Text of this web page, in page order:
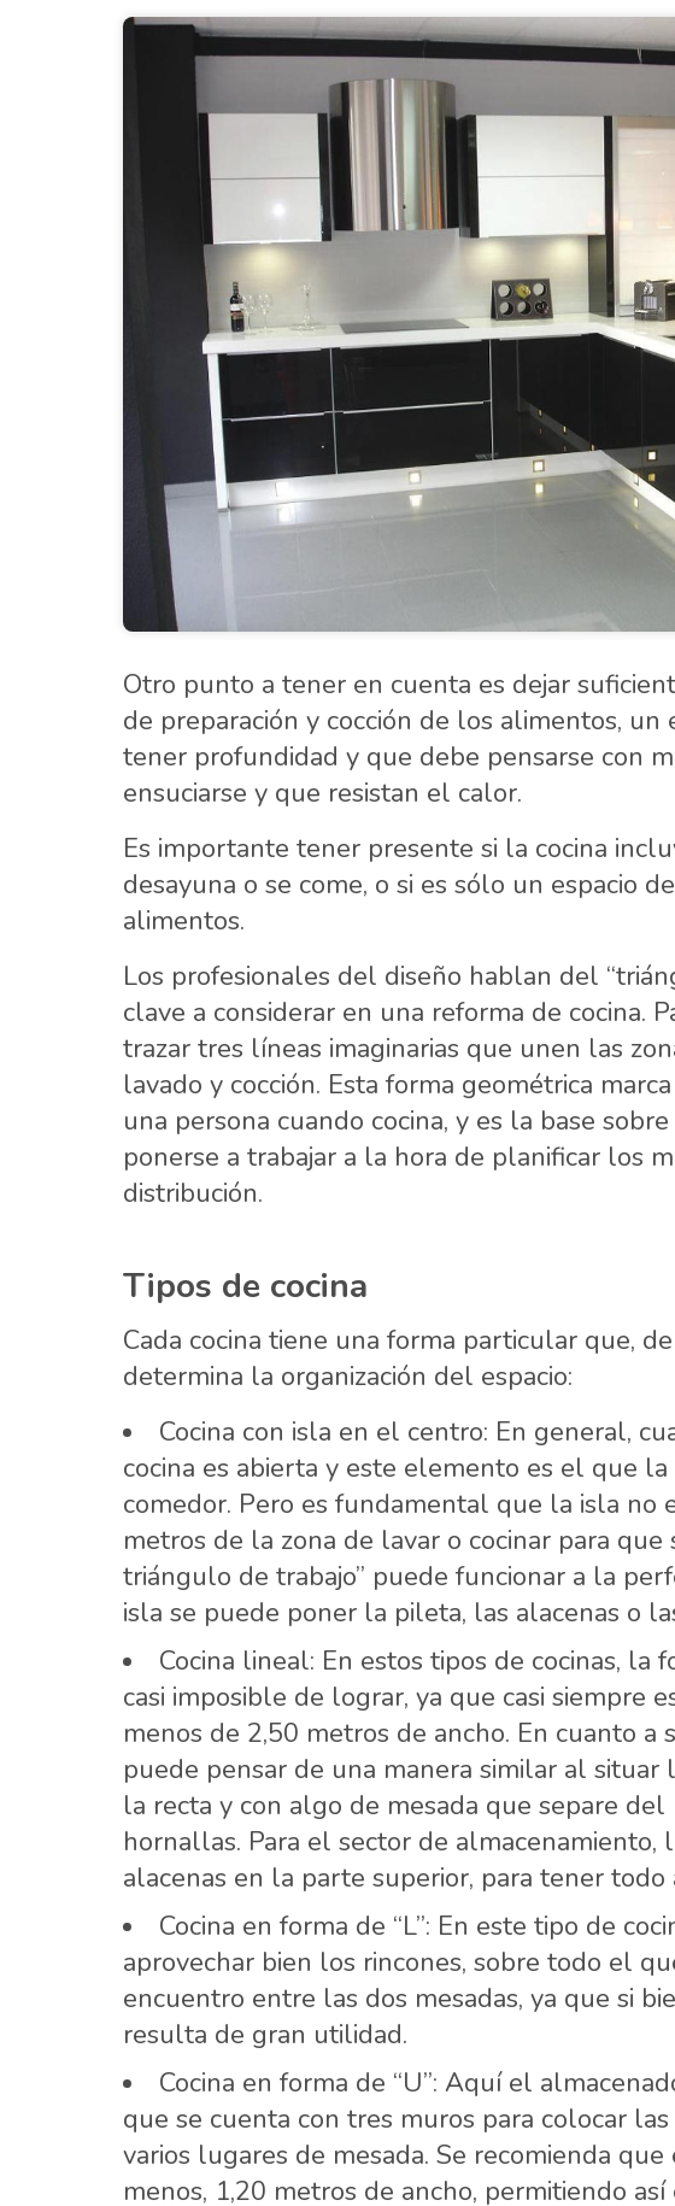
Otro punto a tener en cuenta es dejar
de preparación y cocción de los alimentos, un
tener profundidad y que debe pensarse con
ensuciarse y que resistan el calor.
Es importante tener presente si la cocina
desayuna o se come, o si es sólo un espacio
alimentos.
Los profesionales del diseño hablan del
clave a considerar en una reforma de cocina.
trazar tres líneas imaginarias que unen las
lavado y cocción. Esta forma geométrica
una persona cuando cocina, y es la base
ponerse a trabajar a la hora de planificar los
distribución.
Tipos de cocina
Cada cocina tiene una forma particular que,
determina la organización del espacio:
Cocina con isla en el centro: En general,
cocina es abierta y este elemento es el que
comedor. Pero es fundamental que la isla no
metros de la zona de lavar o cocinar para que
triángulo de trabajo” puede funcionar a la
isla se puede poner la pileta, las alacenas o
Cocina lineal: En estos tipos de cocinas, la
casi imposible de lograr, ya que casi siempre
menos de 2,50 metros de ancho. En cuanto a
puede pensar de una manera similar al
la recta y con algo de mesada que separe del
hornallas. Para el sector de almacenamiento,
alacenas en la parte superior, para tener
Cocina en forma de “L”: En este tipo de
aprovechar bien los rincones, sobre todo el
encuentro entre las dos mesadas, ya que si
resulta de gran utilidad.
Cocina en forma de “U”: Aquí el
que se cuenta con tres muros para colocar
varios lugares de mesada. Se recomienda
menos, 1,20 metros de ancho, permitiendo